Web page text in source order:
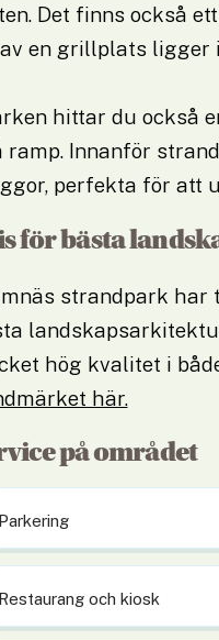
Det finns också
en grillplats ligger
hittar du också
ramp. Innanför
perfekta för att
för bästa
strandpark har
hög kvalitet i
här.
på området
Parkering
Restaurang och kiosk